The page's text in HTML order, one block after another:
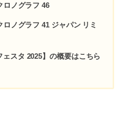
ロノグラフ 46
ノグラフ 41 ジャパン リミ
ェスタ 2025】の概要はこちら